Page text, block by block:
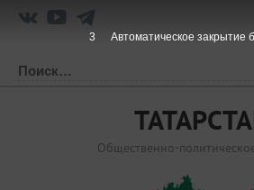
Общественно-
2 Автоматическое закрытие